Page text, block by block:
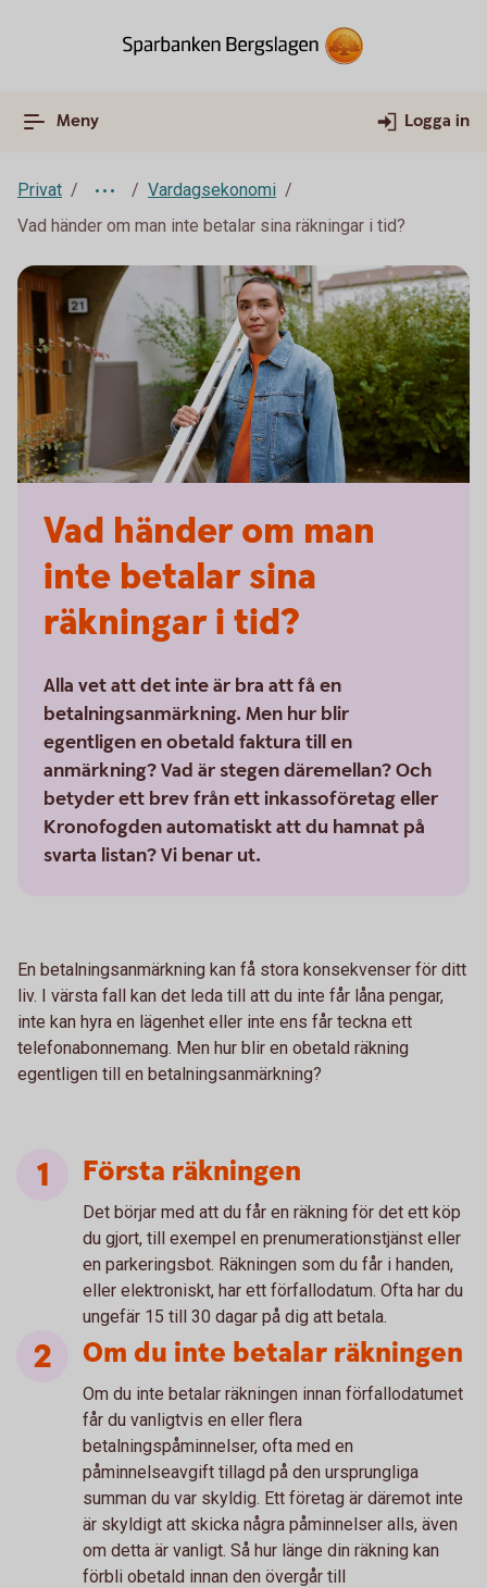
Meny Logga in
Privat
Vardagsekonomi
Vad händer om man inte betalar sina räkningar i tid?
Vad händer om man
inte betalar sina
räkningar i tid?
Alla vet att det inte är bra att få en
betalningsanmärkning. Men hur blir
egentligen en obetald faktura till en
anmärkning? Vad är stegen däremellan? Och
betyder ett brev från ett inkassoföretag eller
Kronofogden automatiskt att du hamnat på
svarta listan? Vi benar ut.
En betalningsanmärkning kan få stora konsekvenser för ditt
liv. I värsta fall kan det leda till att du inte får låna pengar,
inte kan hyra en lägenhet eller inte ens får teckna ett
telefonabonnemang. Men hur blir en obetald räkning
egentligen till en betalningsanmärkning?
Första räkningen
Det börjar med att du får en räkning för det ett köp
du gjort, till exempel en prenumerationstjänst eller
en parkeringsbot. Räkningen som du får i handen,
eller elektroniskt, har ett förfallodatum. Ofta har du
ungefär 15 till 30 dagar på dig att betala.
Om du inte betalar räkningen
Om du inte betalar räkningen innan förfallodatumet
får du vanligtvis en eller flera
betalningspåminnelser, ofta med en
påminnelseavgift tillagd på den ursprungliga
summan du var skyldig. Ett företag är däremot inte
är skyldigt att skicka några påminnelser alls, även
om detta är vanligt. Så hur länge din räkning kan
förbli obetald innan den övergår till